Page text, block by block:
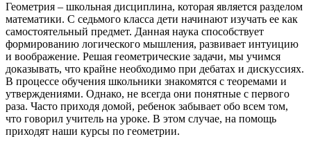
Геометрия – школьная дисциплина, которая является разделом
математики. C седьмого класса дети начинают изучать ее как
самостоятельный предмет. Данная наука способствует
формированию логического мышления, развивает интуицию
и воображение. Решая геометрические задачи, мы учимся
доказывать, что крайне необходимо при дебатах и дискуссиях.
В процессе обучения школьники знакомятся с теоремами и
утверждениями. Однако, не всегда они понятные с первого
раза. Часто приходя домой, ребенок забывает обо всем том,
что говорил учитель на уроке. В этом случае, на помощь
приходят наши курсы по геометрии.